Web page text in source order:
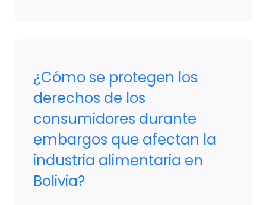
¿Cómo se protegen los
derechos de los
consumidores durante
embargos que afectan la
industria alimentaria en
Bolivia?